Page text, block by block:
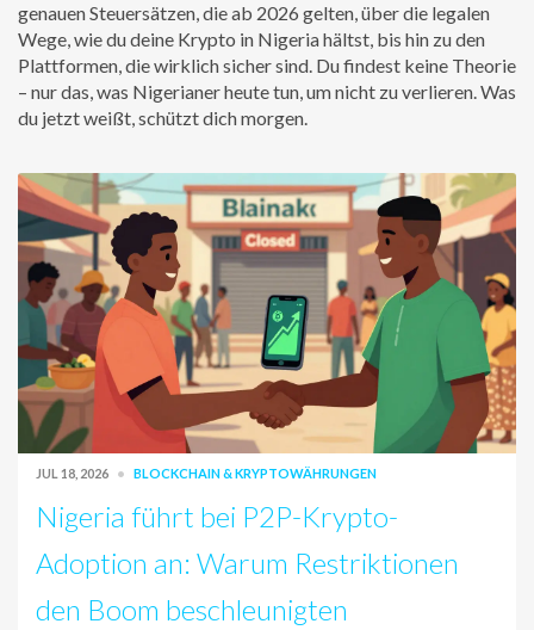
genauen Steuersätzen, die ab 2026 gelten, über die legalen
Wege, wie du deine Krypto in Nigeria hältst, bis hin zu den
Plattformen, die wirklich sicher sind. Du findest keine Theorie
– nur das, was Nigerianer heute tun, um nicht zu verlieren. Was
du jetzt weißt, schützt dich morgen.
JUL 18, 2026 BLOCKCHAIN & KRYPTOWÄHRUNGEN
Nigeria führt bei P2P-Krypto-
Adoption an: Warum Restriktionen
den Boom beschleunigten